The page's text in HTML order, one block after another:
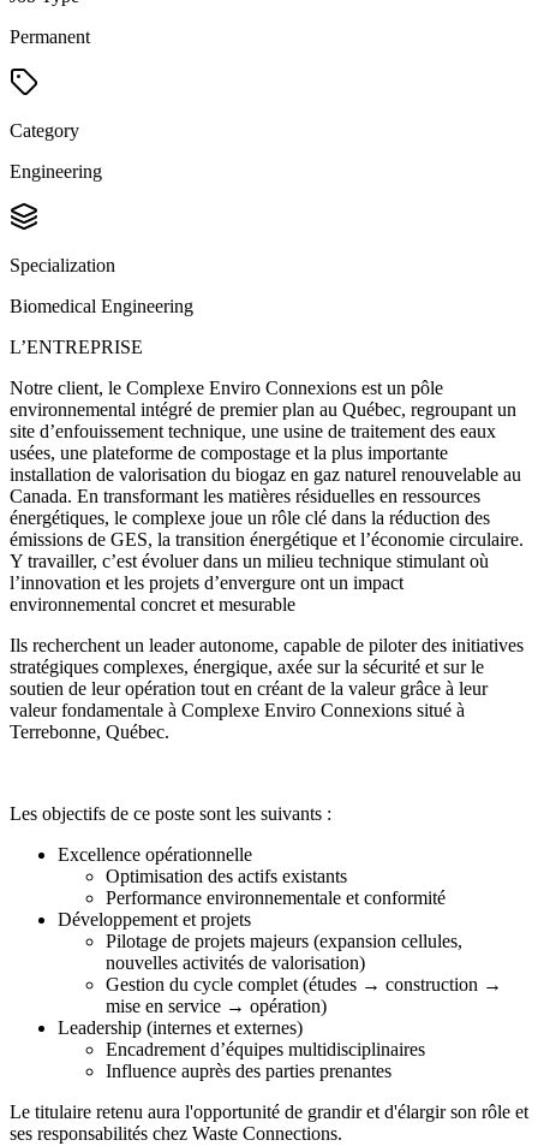
Permanent
Category
Engineering
Specialization
Biomedical Engineering
L’ENTREPRISE
Notre client, le Complexe Enviro Connexions est un pôle
environnemental intégré de premier plan au Québec, regroupant un
site d’enfouissement technique, une usine de traitement des eaux
usées, une plateforme de compostage et la plus importante
installation de valorisation du biogaz en gaz naturel renouvelable au
Canada. En transformant les matières résiduelles en ressources
énergétiques, le complexe joue un rôle clé dans la réduction des
émissions de GES, la transition énergétique et l’économie circulaire.
Y travailler, c’est évoluer dans un milieu technique stimulant où
l’innovation et les projets d’envergure ont un impact
environnemental concret et mesurable
Ils recherchent un leader autonome, capable de piloter des initiatives
stratégiques complexes, énergique, axée sur la sécurité et sur le
soutien de leur opération tout en créant de la valeur grâce à leur
valeur fondamentale à Complexe Enviro Connexions situé à
Terrebonne, Québec.
Les objectifs de ce poste sont les suivants :
Excellence opérationnelle
Optimisation des actifs existants
Performance environnementale et conformité
Développement et projets
Pilotage de projets majeurs (expansion cellules,
nouvelles activités de valorisation)
Gestion du cycle complet (études → construction →
mise en service → opération)
Leadership (internes et externes)
Encadrement d’équipes multidisciplinaires
Influence auprès des parties prenantes
Le titulaire retenu aura l'opportunité de grandir et d'élargir son rôle et
ses responsabilités chez Waste Connections.